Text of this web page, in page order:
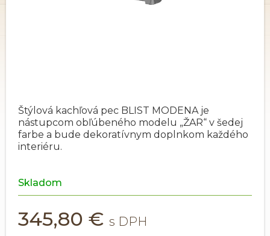
Skladom
345,80 €
Štýlová kachľová pec BLIST MODENA je
nástupcom obľúbeného modelu „ŽAR“ v šedej
farbe a bude dekoratívnym doplnkom každého
interiéru.